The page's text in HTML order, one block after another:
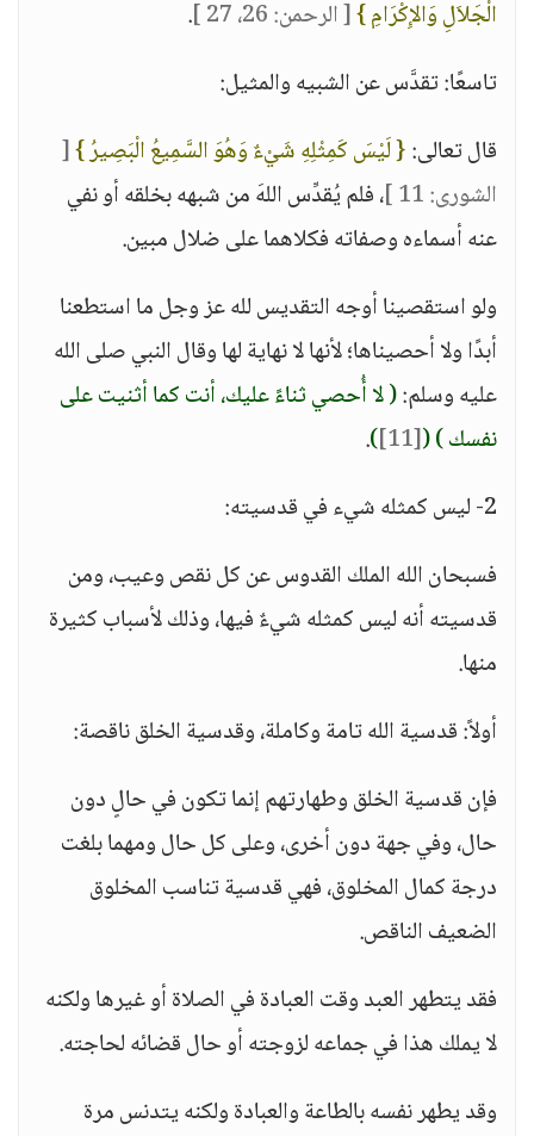
الْجَلاَلِ وَالإِكْرَامِ }[ الرحمن: 26، 27 ]
.
تاسعًا: تقدَّس عن الشبيه والمثيل:
قال تعالى:{ لَيْسَ كَمِثْلِهِ شَيْءٌ وَهُوَ السَّمِيعُ الْبَصِيرُ }[
الشورى: 11 ]
، فلم يُقدِّس اللهَ من شبهه بخلقه أو نفي
عنه أسماءه وصفاته فكلاهما على ضلال مبين.
ولو استقصينا أوجه التقديس لله عز وجل ما استطعنا
أبدًا ولا أحصيناها؛ لأنها لا نهاية لها وقال النبي صلى الله
عليه وسلم:( لا أُحصي ثناءً عليك، أنت كما أثنيت على
نفسك )(
[11]
)
.
2- ليس كمثله شيء في قدسيته:
فسبحان الله الملك القدوس عن كل نقص وعيب، ومن
قدسيته أنه ليس كمثله شيءٌ فيها، وذلك لأسباب كثيرة
منها.
أولاً: قدسية الله تامة وكاملة، وقدسية الخلق ناقصة:
فإن قدسية الخلق وطهارتهم إنما تكون في حالٍ دون
حال، وفي جهة دون أخرى، وعلى كل حال ومهما بلغت
درجة كمال المخلوق، فهي قدسية تناسب المخلوق
الضعيف الناقص.
فقد يتطهر العبد وقت العبادة في الصلاة أو غيرها ولكنه
لا يملك هذا في جماعه لزوجته أو حال قضائه لحاجته.
وقد يطهر نفسه بالطاعة والعبادة ولكنه يتدنس مرة